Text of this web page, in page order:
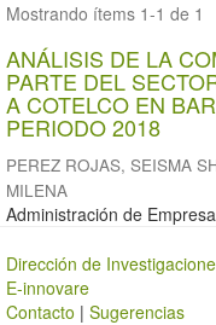
Mostrando ítems 1-1 de 1
ANÁLISIS DE LA
PARTE DEL
A COTELCO EN
PERIODO 2018
PEREZ ROJAS, SEISMA
MILENA
Administración de
Dirección de
E-innovare
Contacto | Sugerencias